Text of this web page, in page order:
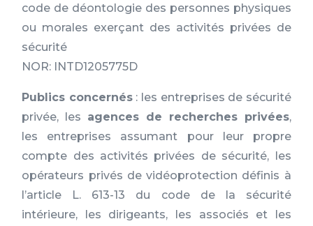
code de déontologie des personnes physiques
ou morales exerçant des activités privées de
sécurité
NOR: INTD1205775D
Publics concernés: les entreprises de sécurité
privée, les agences de recherches privées,
les entreprises assumant pour leur propre
compte des activités privées de sécurité, les
opérateurs privés de vidéoprotection définis à
l’article L. 613-13 du code de la sécurité
intérieure, les dirigeants, les associés et les